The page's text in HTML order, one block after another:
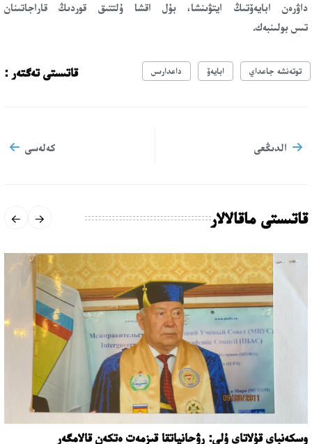
داۋرەن ابايەۆتىڭ ايتۋىنشا، بۇل اقشا ۇلتتىق قوردىڭ قاراجاتىنان
تىس بولىنبەك.
قاتىستى تەگتەر : توتەنشە جاعداي ابايەۆ داعدارىس
الدىڭعى كەلەسى
قاتىستى ماقالالار
وسكەنباي قۇلاتاي ۇلى: رۋحانياتقا قىزمەت ەتكەن قالامگەر